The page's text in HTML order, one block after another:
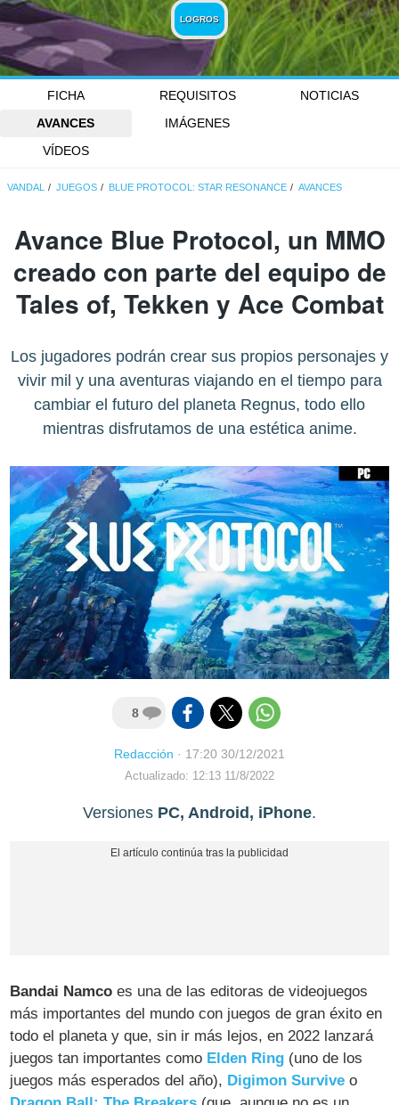
LOGROS
FICHA REQUISITOS
NOTICIAS
AVANCES
IMÁGENES
VÍDEOS
VANDAL JUEGOS BLUE PROTOCOL: STAR RESONANCE AVANCES
Avance Blue Protocol, un MMO
creado con parte del equipo de
Tales of, Tekken y Ace Combat
Los jugadores podrán crear sus propios personajes y
vivir mil y una aventuras viajando en el tiempo para
cambiar el futuro del planeta Regnus, todo ello
mientras disfrutamos de una estética anime.
8
Redacción · 17:20 30/12/2021
Actualizado: 12:13 11/8/2022
Versiones PC, Android, iPhone.
Bandai Namco es una de las editoras de videojuegos
más importantes del mundo con juegos de gran éxito en
todo el planeta y que, sin ir más lejos, en 2022 lanzará
juegos tan importantes como Elden Ring (uno de los
juegos más esperados del año), Digimon Survive o